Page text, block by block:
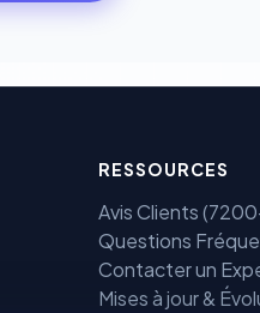
RESSOURCES
Avis Clients
Questions
Contacter un
Mises à jour &